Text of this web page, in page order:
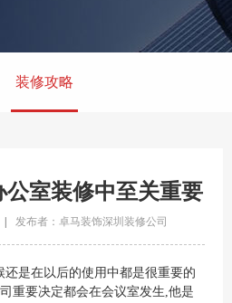
装修攻略
室装修中至关重要
发布者：卓马装饰深圳装修公司
是在以后的使用中都是很重要的
重要决定都会在会议室发生,他是